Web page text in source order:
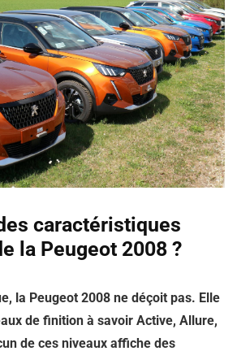
caractéristiques
la Peugeot 2008 ?
la Peugeot 2008 ne déçoit pas. Elle
de finition à savoir Active, Allure,
de ces niveaux affiche des